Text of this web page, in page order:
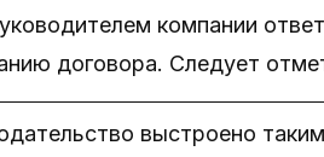
компании
договора. Следует
выстроено